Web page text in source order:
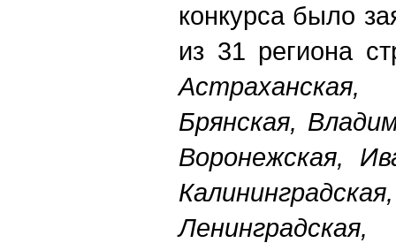
конкурса было
из 31 региона
Брянская,
Воронежская,